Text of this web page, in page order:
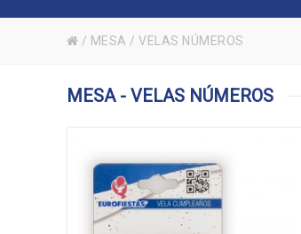
/ MESA / VELAS NÚMEROS
MESA - VELAS NÚMEROS